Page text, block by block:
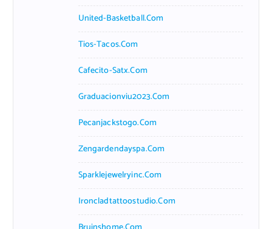
United-Basketball.com
Tios-Tacos.com
Cafecito-Satx.com
Graduacionviu2023.com
Pecanjackstogo.com
Zengardendayspa.com
Sparklejewelryinc.com
Ironcladtattoostudio.com